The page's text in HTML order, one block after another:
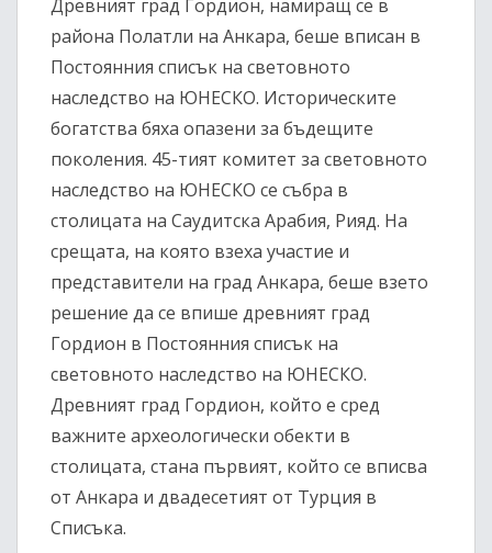
Древният град Гордион, намиращ се в
района Полатли на Анкара, беше вписан в
Постоянния списък на световното
наследство на ЮНЕСКО. Историческите
богатства бяха опазени за бъдещите
поколения. 45-тият комитет за световното
наследство на ЮНЕСКО се събра в
столицата на Саудитска Арабия, Рияд. На
срещата, на която взеха участие и
представители на град Анкара, беше взето
решение да се впише древният град
Гордион в Постоянния списък на
световното наследство на ЮНЕСКО.
Древният град Гордион, който е сред
важните археологически обекти в
столицата, стана първият, който се вписва
от Анкара и двадесетият от Турция в
Списъка.